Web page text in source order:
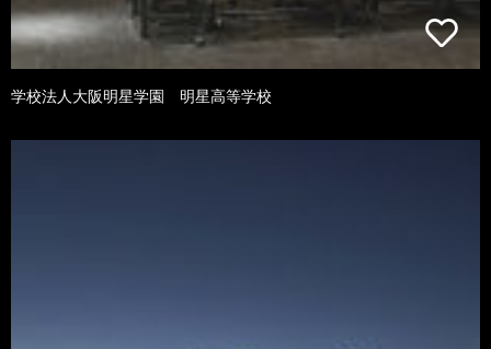
学校法人大阪明星学園 明星高等学校